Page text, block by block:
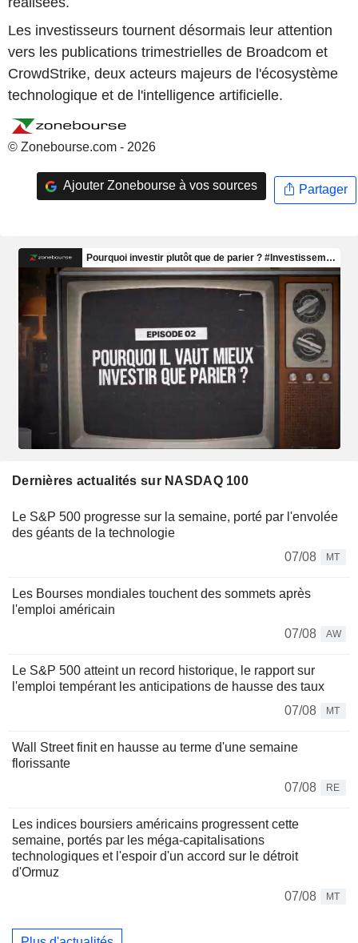
Les investisseurs tournent désormais leur attention
vers les publications trimestrielles de Broadcom et
CrowdStrike, deux acteurs majeurs de l'écosystème
technologique et de l'intelligence artificielle.
© Zonebourse.com - 2026
Ajouter Zonebourse à vos sources Partager
Dernières actualités sur NASDAQ 100
Le S&P 500 progresse sur la semaine, porté par l'envolée
des géants de la technologie
07/08
MT
Les Bourses mondiales touchent des sommets après
l'emploi américain
07/08
AW
Le S&P 500 atteint un record historique, le rapport sur
l'emploi tempérant les anticipations de hausse des taux
07/08
MT
Wall Street finit en hausse au terme d'une semaine
florissante
07/08
RE
Les indices boursiers américains progressent cette
semaine, portés par les méga-capitalisations
technologiques et l'espoir d'un accord sur le détroit
d'Ormuz
07/08
MT